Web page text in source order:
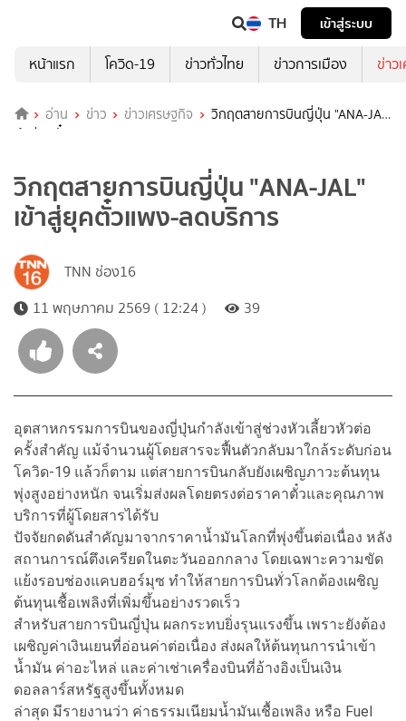
TH
เข้าสู่ระบบ
หน้าแรก
โควิด-19 ข่าวทั่วไทย ข่าวการเมือง ข่าว
อ่าน ข่าว ข่าวเศรษฐกิจ
วิกฤตสายการบินญี่ปุ่น "ANA-JAL"
เข้าสู่ยุคตั๋วแพง-ลดบริการ
วิกฤตสายการบินญี่ปุ่น "ANA-JAL"
เข้าสู่ยุคตั๋วแพง-ลดบริการ
TNN ช่อง16
11 พฤษภาคม 2569 ( 12:24 )
39
อุตสาหกรรมการบินของญี่ปุ่นกำลังเข้าสู่ช่วงหัวเลี้ยวหัวต่อ
ครั้งสำคัญ แม้จำนวนผู้โดยสารจะฟื้นตัวกลับมาใกล้ระดับก่อน
โควิด-19 แล้วก็ตาม แต่สายการบินกลับยังเผชิญภาวะต้นทุน
พุ่งสูงอย่างหนัก จนเริ่มส่งผลโดยตรงต่อราคาตั๋วและคุณภาพ
บริการที่ผู้โดยสารได้รับ
ปัจจัยกดดันสำคัญมาจากราคาน้ำมันโลกที่พุ่งขึ้นต่อเนื่อง หลัง
สถานการณ์ตึงเครียดในตะวันออกกลาง โดยเฉพาะความขัด
แย้งรอบช่องแคบฮอร์มุซ ทำให้สายการบินทั่วโลกต้องเผชิญ
ต้นทุนเชื้อเพลิงที่เพิ่มขึ้นอย่างรวดเร็ว
สำหรับสายการบินญี่ปุ่น ผลกระทบยิ่งรุนแรงขึ้น เพราะยังต้อง
เผชิญค่าเงินเยนที่อ่อนค่าต่อเนื่อง ส่งผลให้ต้นทุนการนำเข้า
น้ำมัน ค่าอะไหล่ และค่าเช่าเครื่องบินที่อ้างอิงเป็นเงิน
ดอลลาร์สหรัฐสูงขึ้นทั้งหมด
ล่าสุด มีรายงานว่า ค่าธรรมเนียมน้ำมันเชื้อเพลิง หรือ Fuel